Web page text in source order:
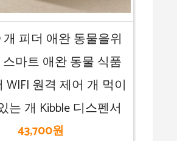
개 피더 애완 동물을위
마트 애완 동물 식품
WIFI 원격 제어 개 먹이
는 개 Kibble 디스펜서
43,700원